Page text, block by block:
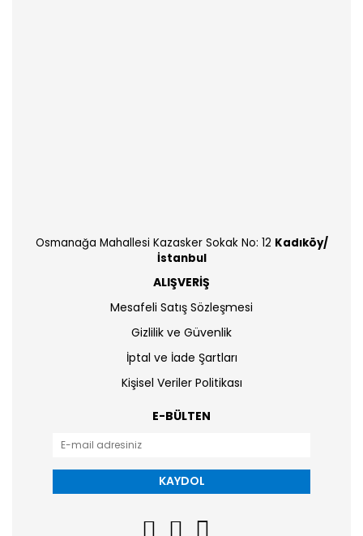
Osmanağa Mahallesi Kazasker Sokak No: 12 Kadıköy/
İstanbul
ALIŞVERİŞ
Mesafeli Satış Sözleşmesi
Gizlilik ve Güvenlik
İptal ve İade Şartları
Kişisel Veriler Politikası
E-BÜLTEN
KAYDOL